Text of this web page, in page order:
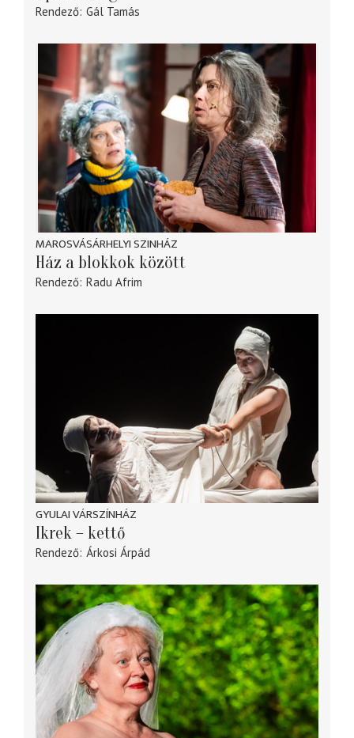
Rendező Gál Tamás
MAROSVÁSÁRHELYI SZINHÁZ
Ház a blokkok között
Rendező Radu Afrim
GYULAI VÁRSZÍNHÁZ
Ikrek – kettő
Rendező Árkosi Árpád